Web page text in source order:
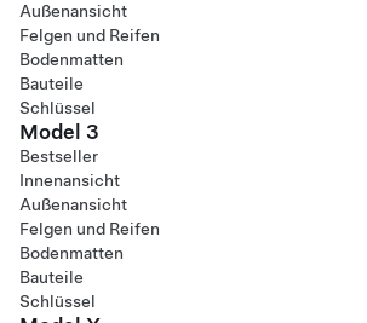
Außenansicht
Felgen und Reifen
Bodenmatten
Bauteile
Schlüssel
Model 3
Bestseller
Innenansicht
Außenansicht
Felgen und Reifen
Bodenmatten
Bauteile
Schlüssel